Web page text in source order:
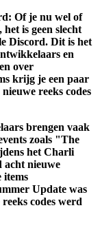
Of je nu wel of
is geen slecht
Discord. Dit is het
en
over
krijg je een paar
reeks codes
brengen vaak
zoals "The
het Charli
acht nieuwe
items
Update was
codes werd